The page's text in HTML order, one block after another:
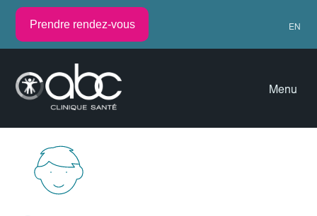
Prendre rendez-vous EN
Menu